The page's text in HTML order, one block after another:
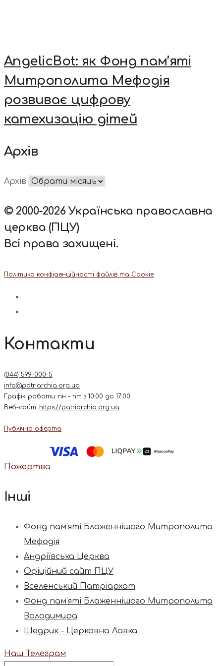
AngelicBot: як Фонд пам’яті
Митрополита Мефодія
розвиває цифрову
катехизацію дітей
Архів
Архів
© 2000-2026 Українська православна
церква (ПЦУ)
Всі права захищені.
Політика конфіденційності файлів та Cookie
Контакти
(044) 599-000-5
info@patriarchia.org.ua
Графік роботи: пн – пт з 10:00 до 17:00
Веб-сайт: https://patriarchia.org.ua
Публічна оферта
Пожертва
Інші
Фонд пам’яті Блаженнішого Митрополита
Мефодія
Андріївська Церква
Офіційний сайт ПЦУ
Вселенський Патріархат
Фонд пам’яті Блаженнішого Митрополита
Володимира
Щедрик – Церковна Лавка
Наш Телеграм